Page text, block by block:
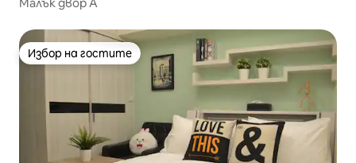
Избор на гостите
Избор на гостите